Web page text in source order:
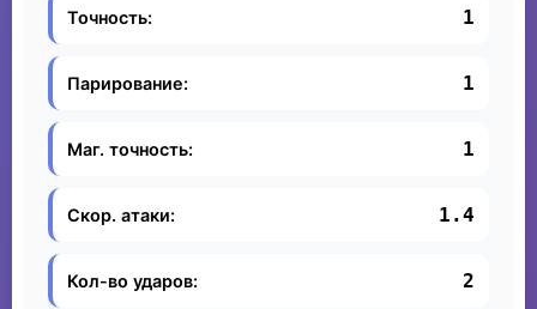
Точность: 1
Парирование: 1
Маг. точность: 1
Скор. атаки: 1.4
Кол-во ударов: 2